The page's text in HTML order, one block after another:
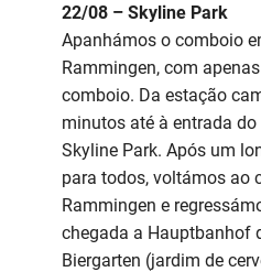
22/08 – Skyline Park
Apanhámos o comboio
Rammingen, com
comboio. Da estação
minutos até à entrada
Skyline Park. Após um
para todos, voltámos ao
Rammingen e
chegada a Hauptbanhof
Biergarten (jardim de